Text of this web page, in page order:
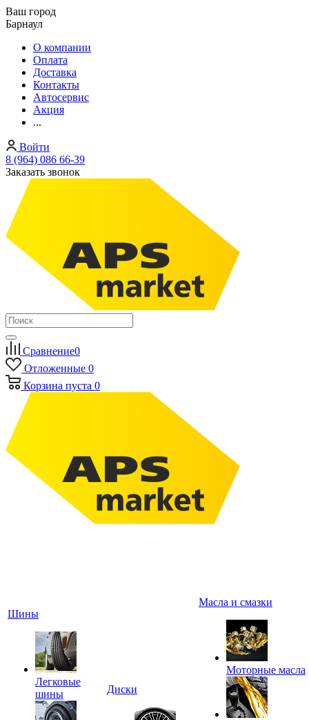
Ваш город
Барнаул
О компании
Оплата
Доставка
Контакты
Автосервис
Акция
...
Войти
8 (964) 086 66-39
Заказать звонок
Сравнение0
Отложенные 0
Корзина пуста 0
Шины
Легковые
шины
Диски
Масла и смазки
Моторные масла